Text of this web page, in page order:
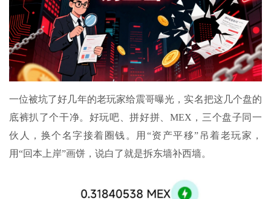
一位被坑了好几年的老玩家给震哥曝光，实名把这几个盘的
底裤扒了个干净。好玩吧、拼好拼、MEX，三个盘子同一
伙人，换个名字接着圈钱。用“资产平移”吊着老玩家，
用“回本上岸”画饼，说白了就是拆东墙补西墙。